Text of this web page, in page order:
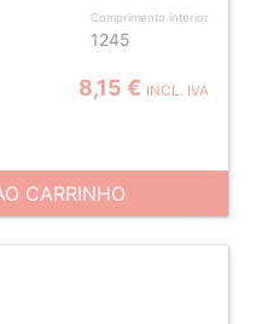
Comprimento interior
1245
8,15 € INCL. IVA
CARRINHO